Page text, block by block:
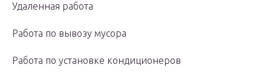
Удаленная работа
Работа по вывозу мусора
Работа по установке кондиционеров